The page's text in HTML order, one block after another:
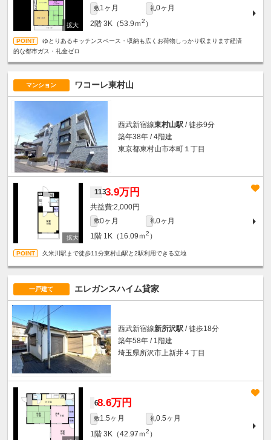
敷1ヶ月 礼0ヶ月
2階 3K（53.9ｍ2 ）
ゆとりあるキッチンスペース・収納も広くお荷物しっかり収まります経済
的な都市ガス・礼金ゼロ
マンション ワコーレ東村山
西武新宿線東村山駅 / 徒歩9分
築年38年 / 4階建
東京都東村山市本町１丁目
1133.9万円
2,000円
敷0ヶ月 礼0ヶ月
1階 1K（16.09ｍ2 ）
久米川駅まで徒歩11分東村山駅と2駅利用できる立地
一戸建て エレガンスハイム貸家
西武新宿線新所沢駅 / 徒歩18分
築年58年 / 1階建
埼玉県所沢市上新井４丁目
68.6万円
敷1.5ヶ月 礼0.5ヶ月
1階 3K（42.97ｍ2 ）